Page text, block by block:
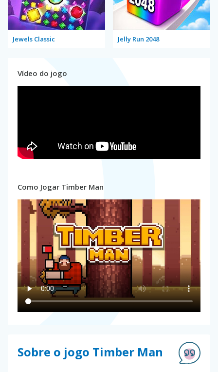
Jewels Classic Jelly Run 2048
Vídeo do jogo
Como Jogar Timber Man
Sobre o jogo Timber Man